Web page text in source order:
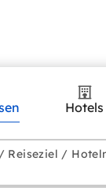
Hotels
Reiseziel /